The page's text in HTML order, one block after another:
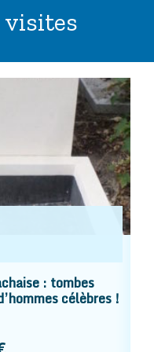
visites
: tombes
célèbres !